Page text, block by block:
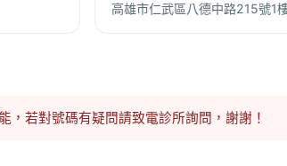
高雄市仁武區八德中路215號1
，若對號碼有疑問請致電診所詢問，謝謝！